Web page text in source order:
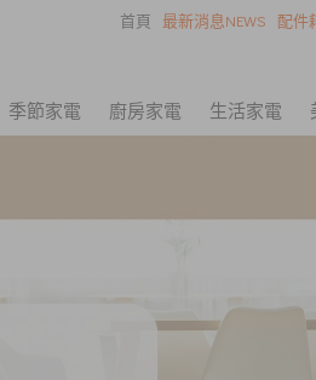
首頁 最新消息NEWS 配件
季節家電 廚房家電 生活家電